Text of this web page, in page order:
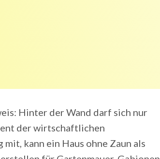
Hinter der Wand darf sich nur
der wirtschaftlichen
kann ein Haus ohne Zaun als